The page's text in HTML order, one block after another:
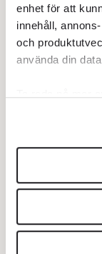
enhet för att
innehåll,
och
använda din
Du kan ändra
helst från
Vi använder
för sociala
vidarebefordrar
information från
prefascism.
Replik
Qaisar